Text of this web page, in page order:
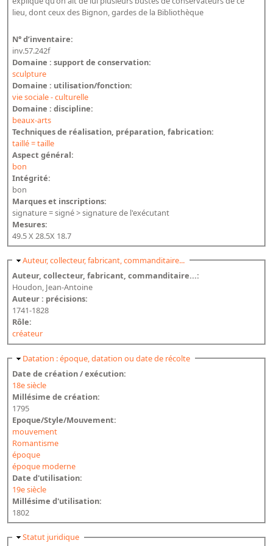
lieu, dont ceux des Bignon, gardes de la Bibliothèque
N° d’inventaire:
inv.57.242f
Domaine : support de conservation:
sculpture
Domaine : utilisation/fonction:
vie sociale - culturelle
Domaine : discipline:
beaux-arts
Techniques de réalisation, préparation, fabrication:
taillé = taille
Aspect général:
bon
Intégrité:
bon
Marques et inscriptions:
signature = signé > signature de l'exécutant
Mesures:
49.5 X 28.5X 18.7
Masquer
Auteur, collecteur, fabricant, commanditaire...
Auteur, collecteur, fabricant, commanditaire...:
Houdon, Jean-Antoine
Auteur : précisions:
1741-1828
Rôle:
créateur
Masquer
Datation : époque, datation ou date de récolte
Date de création / exécution:
18e siècle
Millésime de création:
1795
Epoque/Style/Mouvement:
mouvement
Romantisme
époque
époque moderne
Date d'utilisation:
19e siècle
Millésime d'utilisation:
1802
Masquer
Statut juridique